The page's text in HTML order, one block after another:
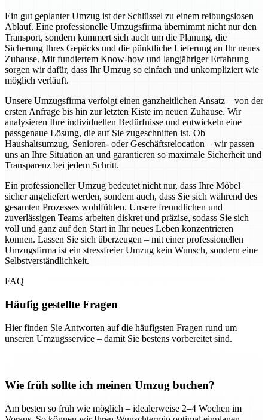
Ein gut geplanter Umzug ist der Schlüssel zu einem reibungslosen
Ablauf. Eine professionelle Umzugsfirma übernimmt nicht nur den
Transport, sondern kümmert sich auch um die Planung, die
Sicherung Ihres Gepäcks und die pünktliche Lieferung an Ihr neues
Zuhause. Mit fundiertem Know-how und langjähriger Erfahrung
sorgen wir dafür, dass Ihr Umzug so einfach und unkompliziert wie
möglich verläuft.
Unsere Umzugsfirma verfolgt einen ganzheitlichen Ansatz – von der
ersten Anfrage bis hin zur letzten Kiste im neuen Zuhause. Wir
analysieren Ihre individuellen Bedürfnisse und entwickeln eine
passgenaue Lösung, die auf Sie zugeschnitten ist. Ob
Haushaltsumzug, Senioren- oder Geschäftsrelocation – wir passen
uns an Ihre Situation an und garantieren so maximale Sicherheit und
Transparenz bei jedem Schritt.
Ein professioneller Umzug bedeutet nicht nur, dass Ihre Möbel
sicher angeliefert werden, sondern auch, dass Sie sich während des
gesamten Prozesses wohlfühlen. Unsere freundlichen und
zuverlässigen Teams arbeiten diskret und präzise, sodass Sie sich
voll und ganz auf den Start in Ihr neues Leben konzentrieren
können. Lassen Sie sich überzeugen – mit einer professionellen
Umzugsfirma ist ein stressfreier Umzug kein Wunsch, sondern eine
Selbstverständlichkeit.
FAQ
Häufig gestellte Fragen
Hier finden Sie Antworten auf die häufigsten Fragen rund um
unseren Umzugsservice – damit Sie bestens vorbereitet sind.
Wie früh sollte ich meinen Umzug buchen?
Am besten so früh wie möglich – idealerweise 2–4 Wochen im